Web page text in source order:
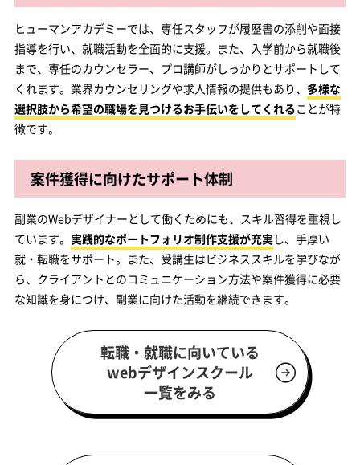
ヒューマンアカデミーでは、専任スタッフが履歴書の添削や面接
指導を行い、就職活動を全面的に支援。また、入学前から就職後
まで、専任のカウンセラー、プロ講師がしっかりとサポートして
くれます。業界カウンセリングや求人情報の提供もあり、 多様な
選択肢から希望の職場を見つけるお手伝いをしてくれることが特
徴です。
案件獲得に向けたサポート体制
副業のWebデザイナーとして働くためにも、スキル習得を重視し
ています。 実践的なポートフォリオ制作支援が充実し、手厚い
就・転職をサポート。また、受講生はビジネススキルを学びなが
ら、クライアントとのコミュニケーション方法や案件獲得に必要
な知識を身につけ、副業に向けた活動を継続できます。
転職・就職に向いている
webデザインスクール
一覧をみる